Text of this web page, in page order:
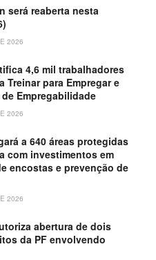
será reaberta nesta
2026
4,6 mil trabalhadores
Treinar para Empregar e
Empregabilidade
2026
a 640 áreas protegidas
com investimentos em
encostas e prevenção de
2026
abertura de dois
da PF envolvendo